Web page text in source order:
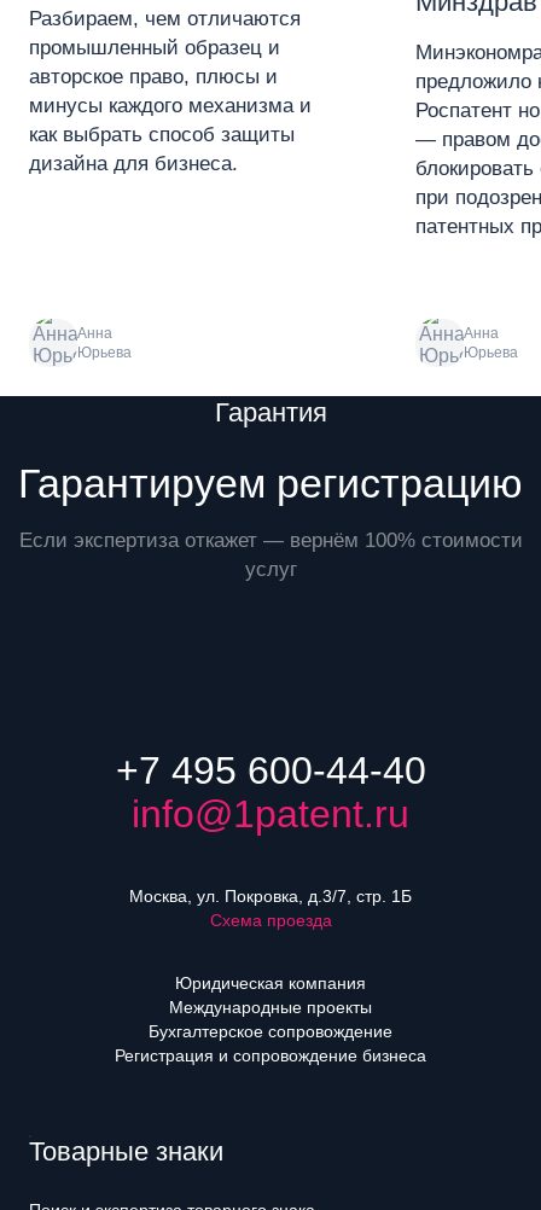
Разбираем, чем отличаются
промышленный образец и
авторское право, плюсы и
минусы каждого механизма и
как выбрать способ защиты
дизайна для бизнеса.
Анна
Юрьева
предложило
Роспатент
— правом
блокировать
при
патентных
Анна
Юрьева
Гарантия
Гарантируем регистрацию
Если экспертиза откажет — вернём 100% стоимости
услуг
+7 495 600-44-40
info@1patent.ru
Москва, ул. Покровка, д.3/7, стр. 1Б
Схема проезда
Юридическая компания
Международные проекты
Бухгалтерское сопровождение
Регистрация и сопровождение бизнеса
Товарные знаки